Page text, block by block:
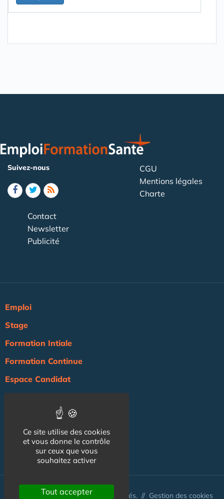
Suivez-nous
CGU
Mentions légales
Charte
Contact
Newsletter
Publicité
Emploi
Stage
Formation Intiale
Formation Continue
Espace Candidat
Agenda
NOS AUTRES SITES :
© Australis 2026 - Tous droits réservés. // Gestion des cookies
Ce site utilise des cookies
et vous donne le contrôle
sur ceux que vous
souhaitez activer
Tout accepter